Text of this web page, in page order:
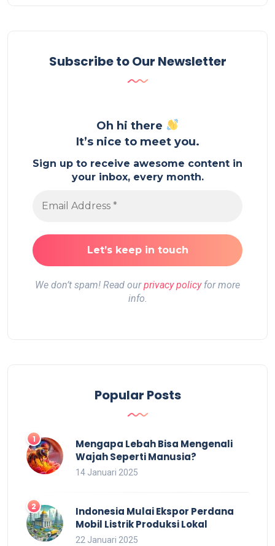
Subscribe to Our Newsletter
Oh hi there
It’s nice to meet you.
Sign up to receive awesome content in
your inbox, every month.
We don’t spam! Read ourprivacy policyfor more
info.
Popular Posts
Mengapa Lebah Bisa Mengenali
Wajah Seperti Manusia?
14 Januari 2025
Indonesia Mulai Ekspor Perdana
Mobil Listrik Produksi Lokal
22 Januari 2025